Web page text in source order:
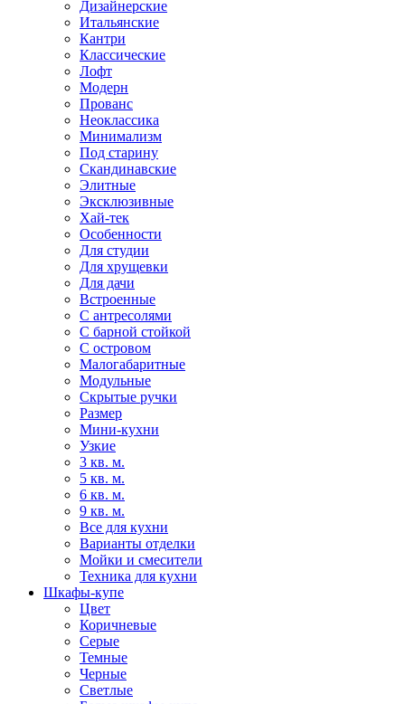
Дизайнерские
Итальянские
Кантри
Классические
Лофт
Модерн
Прованс
Неоклассика
Минимализм
Под старину
Скандинавские
Элитные
Эксклюзивные
Хай-тек
Особенности
Для студии
Для хрущевки
Для дачи
Встроенные
С антресолями
С барной стойкой
С островом
Малогабаритные
Модульные
Скрытые ручки
Размер
Мини-кухни
Узкие
3 кв. м.
5 кв. м.
6 кв. м.
9 кв. м.
Все для кухни
Варианты отделки
Мойки и смесители
Техника для кухни
Шкафы-купе
Цвет
Коричневые
Серые
Темные
Черные
Светлые